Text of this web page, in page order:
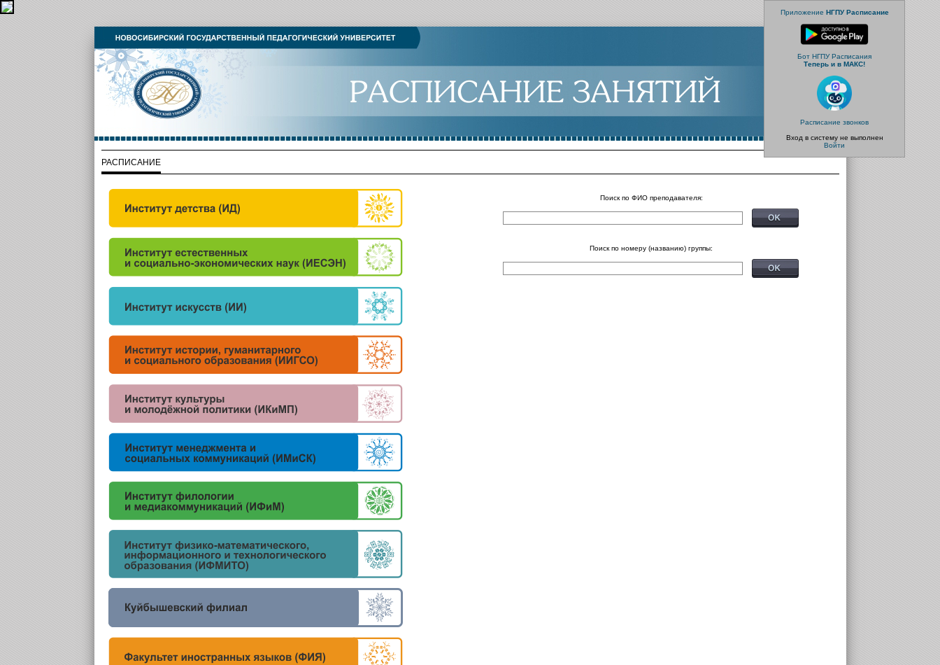
Приложение НГПУ Расписание
Бот НГПУ Расписания
Теперь и в МАКС!
Расписание звонков
Вход в систему не выполнен
Войти
РАСПИСАНИЕ
Поиск по ФИО преподавателя:
Поиск по номеру (названию) группы: